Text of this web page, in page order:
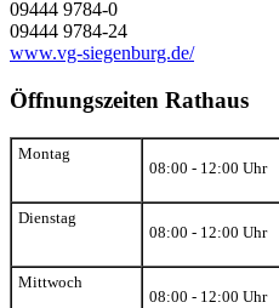
09444 9784-0
09444 9784-24
www.vg-siegenburg.de/
Öffnungszeiten Rathaus
Montag
08:00 - 12:00 Uhr
Dienstag
08:00 - 12:00 Uhr
Mittwoch
08:00 - 12:00 Uhr